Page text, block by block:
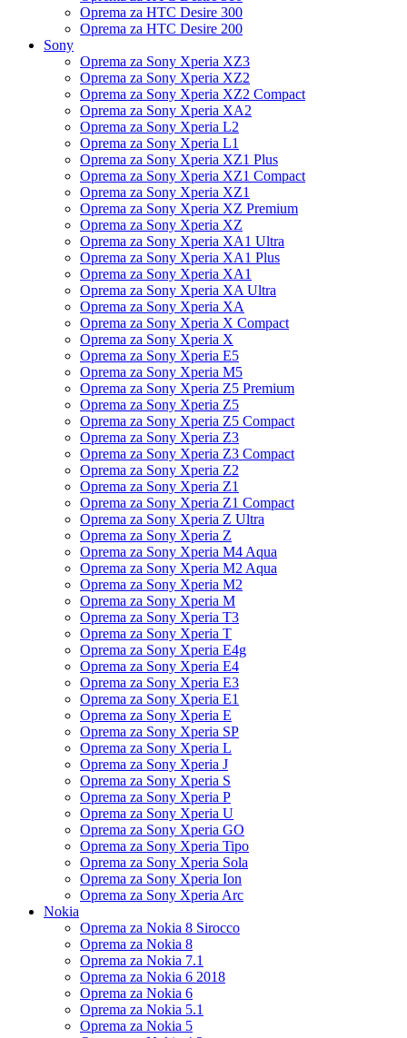
Oprema za HTC Desire 300
Oprema za HTC Desire 200
Sony
Oprema za Sony Xperia XZ3
Oprema za Sony Xperia XZ2
Oprema za Sony Xperia XZ2 Compact
Oprema za Sony Xperia XA2
Oprema za Sony Xperia L2
Oprema za Sony Xperia L1
Oprema za Sony Xperia XZ1 Plus
Oprema za Sony Xperia XZ1 Compact
Oprema za Sony Xperia XZ1
Oprema za Sony Xperia XZ Premium
Oprema za Sony Xperia XZ
Oprema za Sony Xperia XA1 Ultra
Oprema za Sony Xperia XA1 Plus
Oprema za Sony Xperia XA1
Oprema za Sony Xperia XA Ultra
Oprema za Sony Xperia XA
Oprema za Sony Xperia X Compact
Oprema za Sony Xperia X
Oprema za Sony Xperia E5
Oprema za Sony Xperia M5
Oprema za Sony Xperia Z5 Premium
Oprema za Sony Xperia Z5
Oprema za Sony Xperia Z5 Compact
Oprema za Sony Xperia Z3
Oprema za Sony Xperia Z3 Compact
Oprema za Sony Xperia Z2
Oprema za Sony Xperia Z1
Oprema za Sony Xperia Z1 Compact
Oprema za Sony Xperia Z Ultra
Oprema za Sony Xperia Z
Oprema za Sony Xperia M4 Aqua
Oprema za Sony Xperia M2 Aqua
Oprema za Sony Xperia M2
Oprema za Sony Xperia M
Oprema za Sony Xperia T3
Oprema za Sony Xperia T
Oprema za Sony Xperia E4g
Oprema za Sony Xperia E4
Oprema za Sony Xperia E3
Oprema za Sony Xperia E1
Oprema za Sony Xperia E
Oprema za Sony Xperia SP
Oprema za Sony Xperia L
Oprema za Sony Xperia J
Oprema za Sony Xperia S
Oprema za Sony Xperia P
Oprema za Sony Xperia U
Oprema za Sony Xperia GO
Oprema za Sony Xperia Tipo
Oprema za Sony Xperia Sola
Oprema za Sony Xperia Ion
Oprema za Sony Xperia Arc
Nokia
Oprema za Nokia 8 Sirocco
Oprema za Nokia 8
Oprema za Nokia 7.1
Oprema za Nokia 6 2018
Oprema za Nokia 6
Oprema za Nokia 5.1
Oprema za Nokia 5